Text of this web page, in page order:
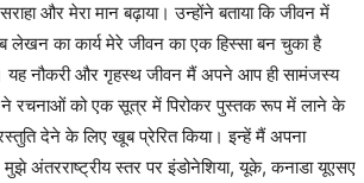
और मेरा मान बढ़ाया। उन्होंने बताया कि जीवन में
का कार्य मेरे जीवन का एक हिस्सा बन चुका है
नौकरी और गृहस्थ जीवन मैं अपने आप ही सामंजस्य
ने रचनाओं को एक सूत्र में पिरोकर पुस्तक रूप में लाने के
देने के लिए खूब प्रेरित किया। इन्हें मैं अपना
अंतरराष्ट्रीय स्तर पर इंडोनेशिया, यूके, कनाडा यूएसए